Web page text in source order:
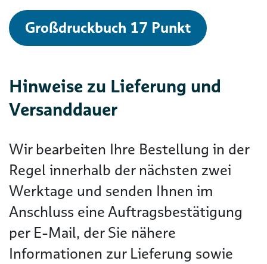
Großdruckbuch 17 Punkt
Hinweise zu Lieferung und
Versanddauer
Wir bearbeiten Ihre Bestellung in der
Regel innerhalb der nächsten zwei
Werktage und senden Ihnen im
Anschluss eine Auftragsbestätigung
per E-Mail, der Sie nähere
Informationen zur Lieferung sowie